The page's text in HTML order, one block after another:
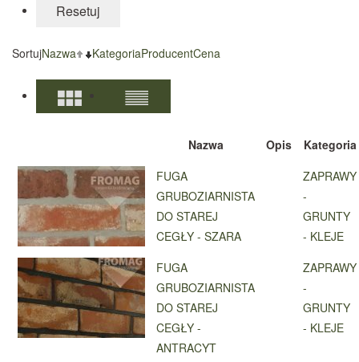
SortujNazwa KategoriaProducentCena
Nazwa Opis
Kategoria
FUGA
GRUBOZIARNISTA
DO STAREJ
CEGŁY - SZARA
ZAPRAWY
-
GRUNTY
- KLEJE
FUGA
GRUBOZIARNISTA
DO STAREJ
CEGŁY -
ANTRACYT
ZAPRAWY
-
GRUNTY
- KLEJE